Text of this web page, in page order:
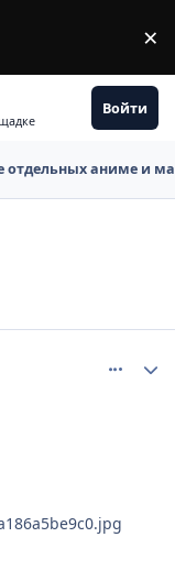
×
Войти
отдельных аниме и